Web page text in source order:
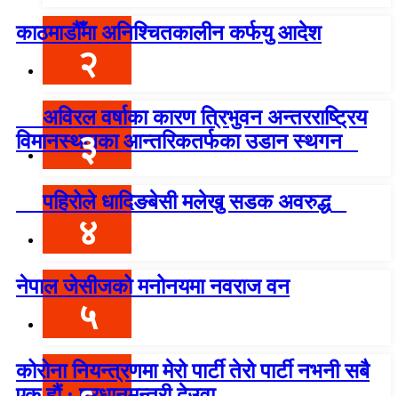
काठमाडौँमा अनिश्चितकालीन कर्फयु आदेश
२
अविरल वर्षाका कारण त्रिभुवन अन्तरराष्ट्रिय
विमानस्थलका आन्तरिकतर्फका उडान स्थगन
३
पहिरोले धादिङबेसी मलेखु सडक अवरुद्ध
४
नेपाल जेसीजको मनोनयमा नवराज वन
५
कोरोना नियन्त्रणमा मेरो पार्टी तेरो पार्टी नभनी सबै